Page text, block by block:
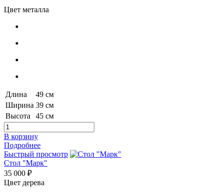
Цвет металла
Длина
49 см
Ширина 39 см
Высота
45 см
В корзину
Подробнее
Быстрый просмотр
Стол "Марк"
35 000 ₽
Цвет дерева